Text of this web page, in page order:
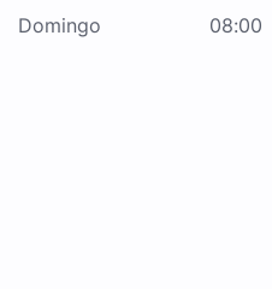
Domingo 08:00